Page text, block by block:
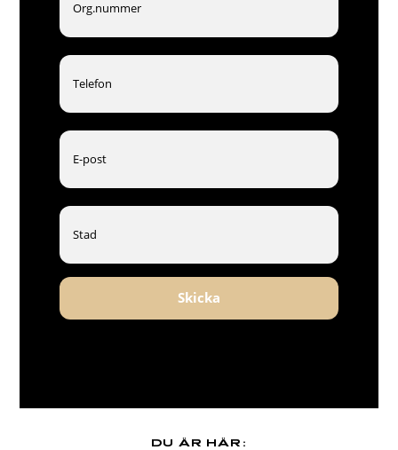
Skicka
DU ÄR HÄR: